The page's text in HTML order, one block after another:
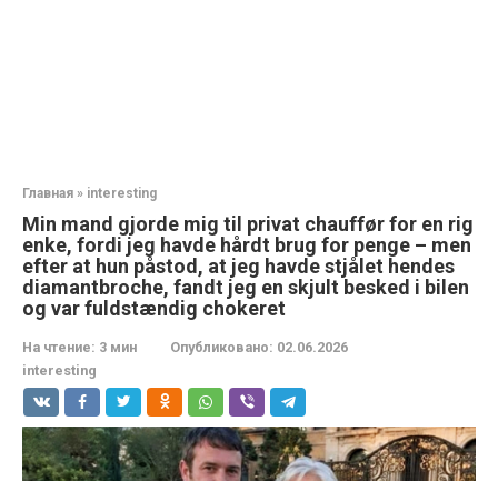
Главная » interesting
Min mand gjorde mig til privat chauffør for en rig
enke, fordi jeg havde hårdt brug for penge – men
efter at hun påstod, at jeg havde stjålet hendes
diamantbroche, fandt jeg en skjult besked i bilen
og var fuldstændig chokeret
На чтение: 3 мин Опубликовано: 02.06.2026
interesting